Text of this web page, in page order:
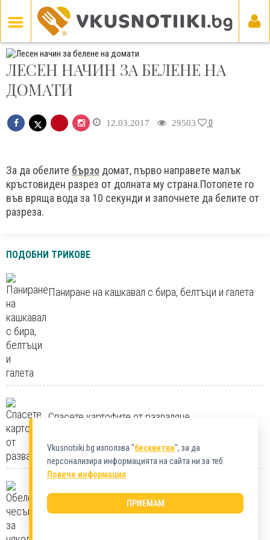
ЛЕСЕН НАЧИН ЗА БЕЛЕНЕ НА
ДОМАТИ
12.03.2017 29503 0
За да обелите бързо домат, първо направете малък
кръстовиден разрез от долната му страна.Потопете го
във вряща вода за 10 секунди и започнете да белите от
разреза.
ПОДОБНИ ТРИКОВЕ
Паниране на кашкавал с бира, белтъци и галета
Спасете картофите от разваляне
Обелете чесъна за няколко секунди
Vkusnotiiki.bg използва "бисквитки", за да
персонализира информацията на сайта ни за теб.
Повече информация
ПРИЕМАМ